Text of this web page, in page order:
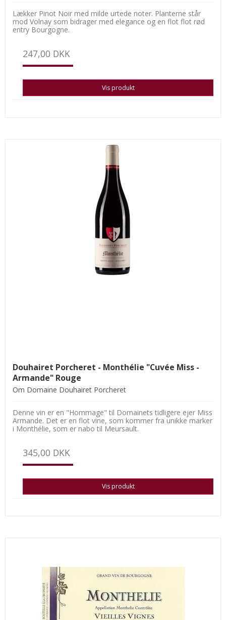
Lækker Pinot Noir med milde urtede noter. Planterne står
mod Volnay som bidrager med elegance og en flot flot rød
entry Bourgogne.
247,00 DKK
Vis produkt
Douhairet Porcheret - Monthélie "Cuvée Miss -
Armande" Rouge
Om Domaine Douhairet Porcheret
Denne vin er en "Hommage" til Domainets tidligere ejer Miss
Armande. Det er en flot vine, som kommer fra unikke marker
i Monthélie, som er nabo til Meursault.
345,00 DKK
Vis produkt